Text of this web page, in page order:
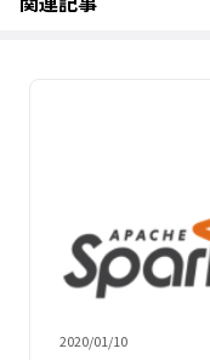
2020/01/10